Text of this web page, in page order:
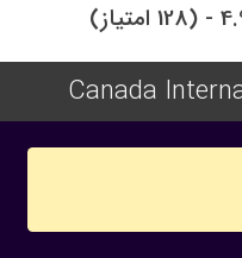
Canada